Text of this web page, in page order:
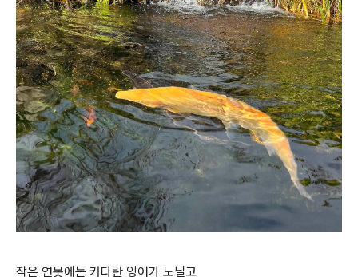
작은 연못에는 커다란 잉어가 노닐고